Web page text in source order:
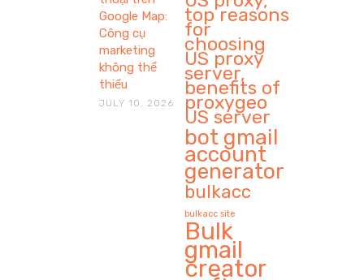
Google Map:
Công cụ
marketing
không thể
thiếu
JULY 10, 2026
top reasons
for
choosing
US proxy
server,
benefits of
proxygeo
US server
bot gmail
account
generator
bulkacc
bulkacc site
Bulk
gmail
creator